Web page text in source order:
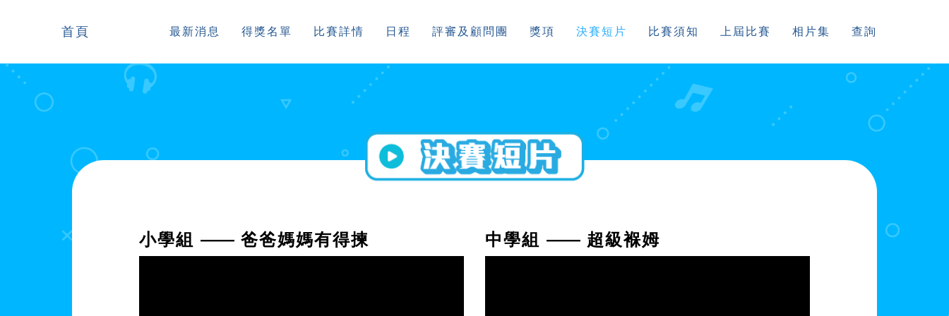
首頁 最新消息 得獎名單 比賽詳情 日程 評審及顧問團 獎項 決賽短片 比賽須知 上屆比賽 相片集 查詢
小學組 —— 爸爸媽媽有得揀 中學組 —— 超級褓姆